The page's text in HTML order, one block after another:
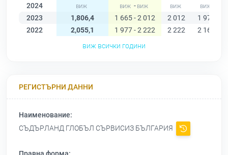
2024
-
2023
1,806,4 1 665 - 2 012 2 012 1 975
2022
2,055,1 1 977 - 2 222 2 222 2 165
виж всички години
РЕГИСТЪРНИ ДАННИ
Наименование:
СЪДЪРЛАНД ГЛОБЪЛ СЪРВИСИЗ БЪЛГАРИЯ